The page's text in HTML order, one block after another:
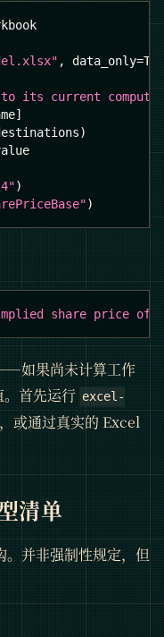
, data_only=
to its current
]
)
)
)
share price of
如果尚未计算工作
首先运行 excel-
或通过真实的 Excel
清单
并非强制性规定，但